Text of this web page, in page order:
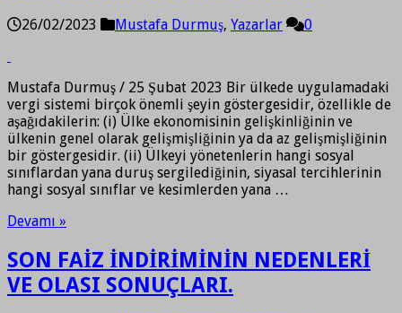
26/02/2023 Mustafa Durmuş, Yazarlar 0
Mustafa Durmuş / 25 Şubat 2023 Bir ülkede uygulamadaki
vergi sistemi birçok önemli şeyin göstergesidir, özellikle de
aşağıdakilerin: (i) Ülke ekonomisinin gelişkinliğinin ve
ülkenin genel olarak gelişmişliğinin ya da az gelişmişliğinin
bir göstergesidir. (ii) Ülkeyi yönetenlerin hangi sosyal
sınıflardan yana duruş sergilediğinin, siyasal tercihlerinin
hangi sosyal sınıflar ve kesimlerden yana …
Devamı »
SON FAİZ İNDİRİMİNİN NEDENLERİ
VE OLASI SONUÇLARI.